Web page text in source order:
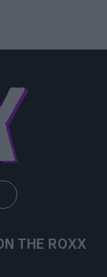
THE ROXX